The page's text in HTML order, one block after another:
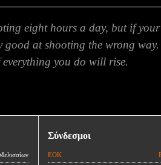
eight hours a day, but if
good at shooting the wrong
you do will rise.
Σύνδεσμοι
ΕΟΚ